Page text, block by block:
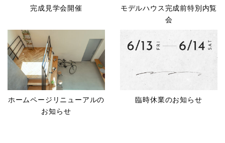
完成見学会開催
モデルハウス完成前特別内覧
会
ホームページリニューアルの
お知らせ
臨時休業のお知らせ